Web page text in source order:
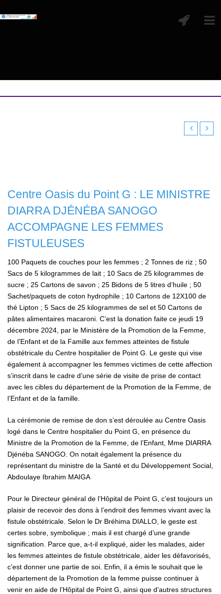
Centre Oasis du Point G : LE MINISTRE
DIARRA DJÉNÉBA SANOGO
ACCOMPAGNE LES FEMMES
FISTULEUSES
100 Paquets de couches pour les femmes ; 2 Tonnes de riz ; 50
Sacs de 5 kilogrammes de lait ; 10 Sacs de 25 kilogrammes de
sucre ; 25 Cartons de savon ; 25 Bidons de 5 litres d’huile ; 50
Sachet/paquets de coton hydrophile ; 10 Cartons de 12X100 de
thé Lipton ; 5 Sacs de 25 kilogrammes de sel et 50 Cartons de
pâtes alimentaires macaroni. C’est la donation faite ce jeudi 19
décembre 2024, par le Ministère de la Promotion de la Femme,
de l’Enfant et de la Famille aux femmes atteintes de fistule
obstétricale du Centre hospitalier de Point G. Le geste qui vise
également à accompagner les femmes victimes de cette affection
s’inscrit dans le cadre d’une série de visite de prise de contact
avec les cibles du département de la Promotion de la Femme, de
l’Enfant et de la famille.
La cérémonie de remise de don s’est déroulée au Centre Oasis
logé dans le Centre hospitalier du Point G, en présence du
Ministre de la Promotion de la Femme, de l’Enfant, Mme DIARRA
Djénéba SANOGO. On notait également la présence du
représentant du ministre de la Santé et du Développement Social,
Abdoulaye Ibrahim MAIGA
Pour le Directeur général de l’Hôpital de Point G, c’est toujours un
plaisir de recevoir des dons à l’endroit des femmes vivant avec la
fistule obstétricale. Selon le Dr Bréhima DIALLO, le geste est
certes sobre, symbolique ; mais il est chargé d’une grande
signification. Parce que, a-t-il expliqué, aider les malades, aider
les femmes atteintes de fistule obstétricale, aider les défavorisés,
c’est donner une partie de soi. Enfin, il a émis le souhait que le
département de la Promotion de la femme puisse continuer à
venir en aide de l’Hôpital de Point G, ainsi que d’autres structures